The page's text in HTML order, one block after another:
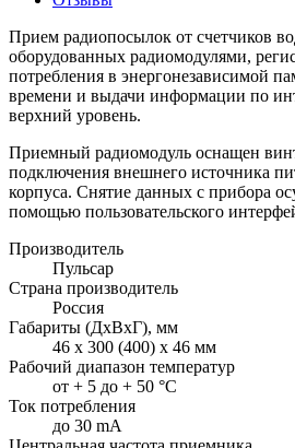
Прием радиопосылок от счетчиков
оборудованных радиомодулями,
потребления в энергонезависимой
времени и выдачи информации по
верхний уровень.
Приемный радиомодуль оснащен
подключения внешнего источника
корпуса. Снятие данных с прибора
помощью пользовательского
Производитель
Пульсар
Страна производитель
Россия
Габариты (ДхВхГ), мм
46 x 300 (400) x 46 мм
Рабочий диапазон температур
от + 5 до + 50 °С
Ток потребления
до 30 mА